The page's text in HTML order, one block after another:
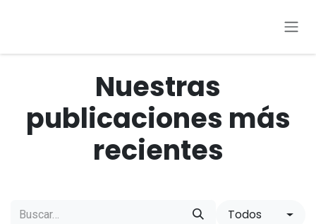
Nuestras
publicaciones más
recientes
Todos